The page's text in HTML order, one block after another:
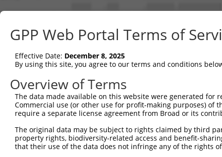
GPP Web Portal Terms of
Effective Date: December 8, 2025
By using this site, you agree to our terms and conditions
Overview of Terms
The data made available on this website were generated
Commercial use (or other use for profit-making purposes) of
require a separate license agreement from Broad or its
The original data may be subject to rights claimed by third
property rights, biodiversity-related access and benefit-
that their use of the data does not infringe any of the rights